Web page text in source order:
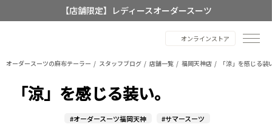
【店舗限定】レディースオーダースーツ
8/12~8/16 夏季休業のお知らせ
オンラインストア
オーダースーツの麻布テーラー スタッフブログ 店舗一覧 福岡天神店 「涼」を感じる装
「涼」を感じる装い。
#オーダースーツ福岡天神
#サマースーツ